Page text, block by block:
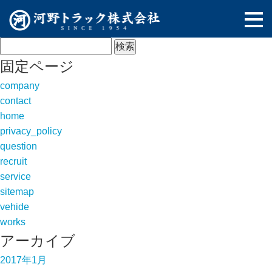
索:
固定ページ
company
contact
home
privacy_policy
question
recruit
service
sitemap
vehide
works
アーカイブ
2017年1月